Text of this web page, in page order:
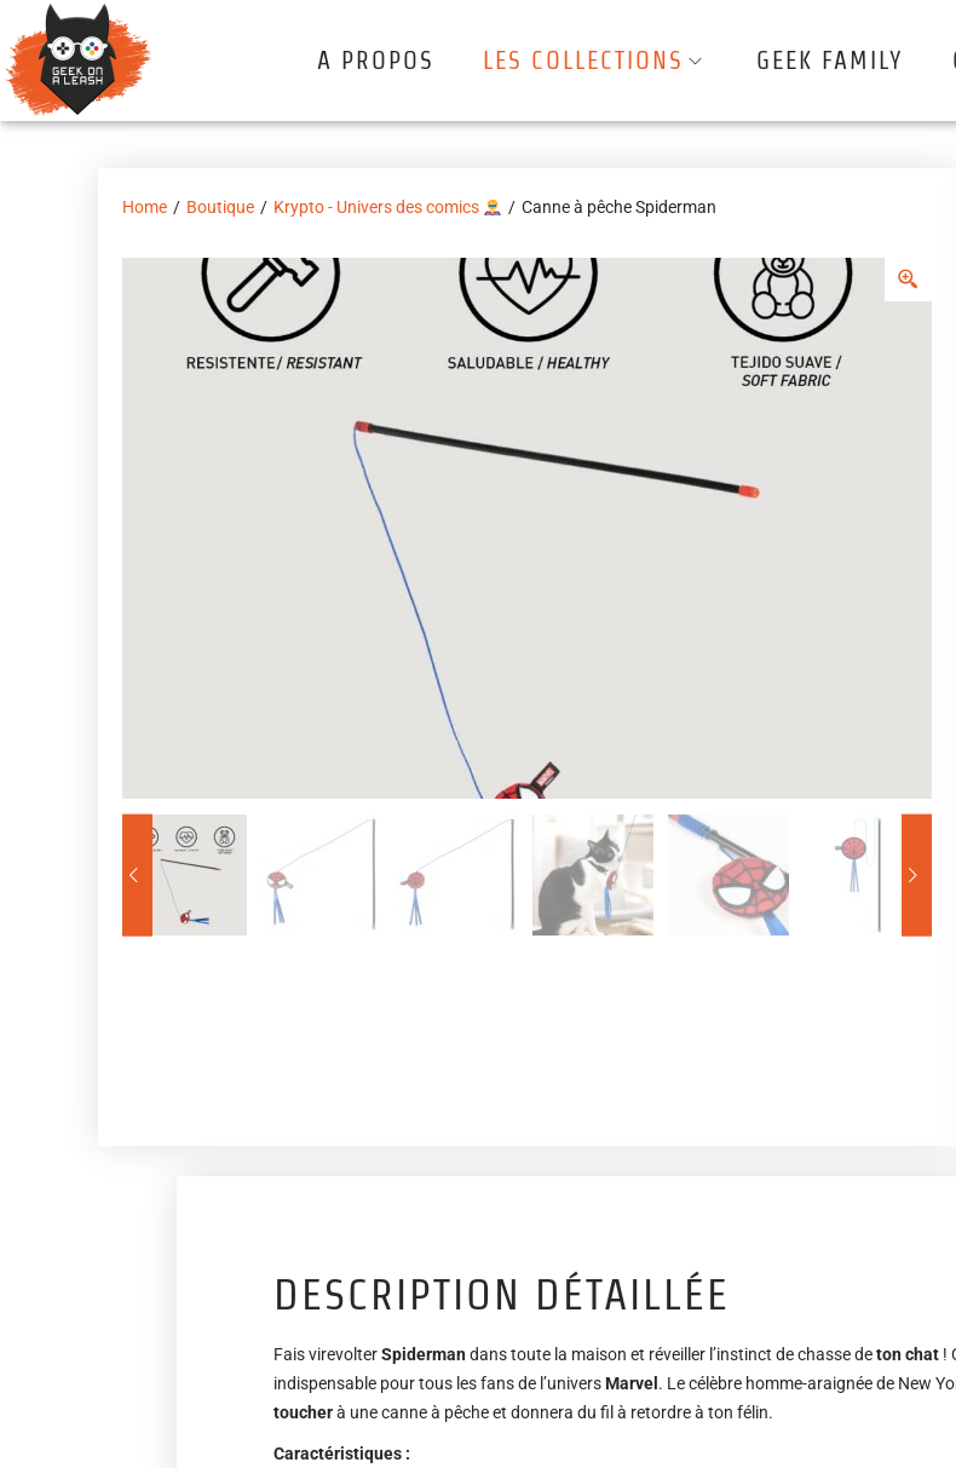
A PROPOS LES COLLECTIONS GEEK FAMILY
Home / Boutique / Krypto - Univers des comics / Canne à pêche Spiderman
DESCRIPTION DÉTAILLÉE
Fais virevolterSpidermandans toute la maison et réveiller l’instinct de chasse deton chat !
indispensable pour tous les fans de l’universMarvel . Le célèbre homme-araignée de New
toucherà une canne à pêche et donnera du fil à retordre à ton félin.
Caractéristiques :